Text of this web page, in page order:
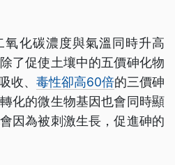
化碳濃度與氣溫同時升高
了促使土壤中的五價砷化物
收、 毒性卻高60倍的三價砷
化的微生物基因也會同時顯
因為被刺激生長，促進砷的